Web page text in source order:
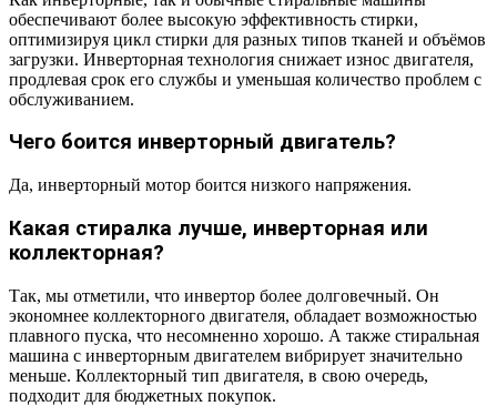
обеспечивают более высокую эффективность стирки,
оптимизируя цикл стирки для разных типов тканей и объёмов
загрузки. Инверторная технология снижает износ двигателя,
продлевая срок его службы и уменьшая количество проблем с
обслуживанием.
Чего боится инверторный двигатель?
Да, инверторный мотор боится низкого напряжения.
Какая стиралка лучше, инверторная или
коллекторная?
Так, мы отметили, что инвертор более долговечный. Он
экономнее коллекторного двигателя, обладает возможностью
плавного пуска, что несомненно хорошо. А также стиральная
машина с инверторным двигателем вибрирует значительно
меньше. Коллекторный тип двигателя, в свою очередь,
подходит для бюджетных покупок.